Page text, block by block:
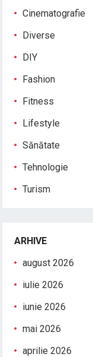
Cinematografie
Diverse
DIY
Fashion
Fitness
Lifestyle
Sănătate
Tehnologie
Turism
ARHIVE
august 2026
iulie 2026
iunie 2026
mai 2026
aprilie 2026